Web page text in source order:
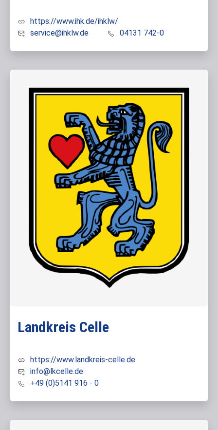
https://www.ihk.de/ihklw/
service@ihklw.de
04131 742-0
Landkreis Celle
https://www.landkreis-celle.de
info@lkcelle.de
+49 (0)5141 916 - 0